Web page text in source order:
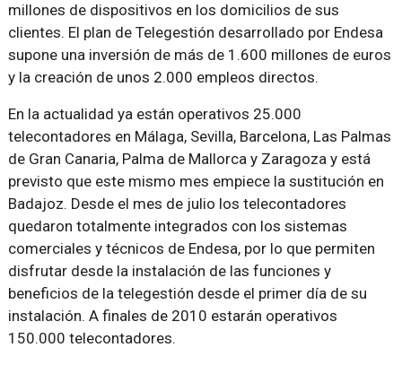
millones de dispositivos en los domicilios de sus
clientes. El plan de Telegestión desarrollado por Endesa
supone una inversión de más de 1.600 millones de euros
y la creación de unos 2.000 empleos directos.
En la actualidad ya están operativos 25.000
telecontadores en Málaga, Sevilla, Barcelona, Las Palmas
de Gran Canaria, Palma de Mallorca y Zaragoza y está
previsto que este mismo mes empiece la sustitución en
Badajoz. Desde el mes de julio los telecontadores
quedaron totalmente integrados con los sistemas
comerciales y técnicos de Endesa, por lo que permiten
disfrutar desde la instalación de las funciones y
beneficios de la telegestión desde el primer día de su
instalación. A finales de 2010 estarán operativos
150.000 telecontadores.